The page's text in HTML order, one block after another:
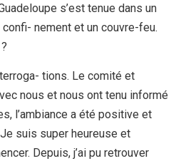
s’est tenue dans un
nement et un couvre-feu.
tions. Le comité et
nous et nous ont tenu informé
l’ambiance a été positive et
suis super heureuse et
Depuis, j’ai pu retrouver